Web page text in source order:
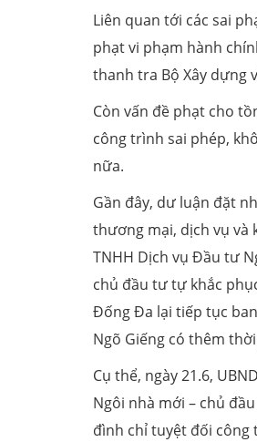
Liên quan tới các sai
phạt vi phạm hành
thanh tra Bộ Xây dựng
Còn vấn đề phạt cho
công trình sai phép,
nữa.
Gần đây, dư luận đặt
thương mại, dịch vụ và
TNHH Dịch vụ Đầu tư
chủ đầu tư tự khắc
Đống Đa lại tiếp tục
Ngõ Giếng có thêm
Cụ thể, ngày 21.6,
Ngôi nhà mới – chủ
đình chỉ tuyệt đối công